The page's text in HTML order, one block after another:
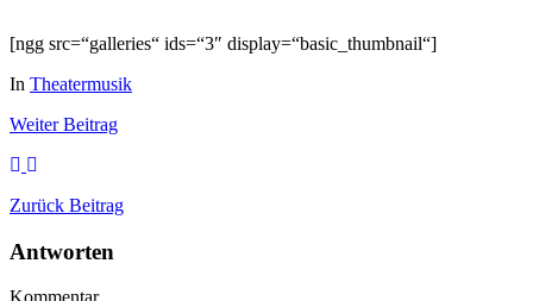
[ngg src=“galleries“ ids=“3″ display=“basic_thumbnail“]
In Theatermusik
WeiterBeitrag
Zurück Beitrag
Antworten